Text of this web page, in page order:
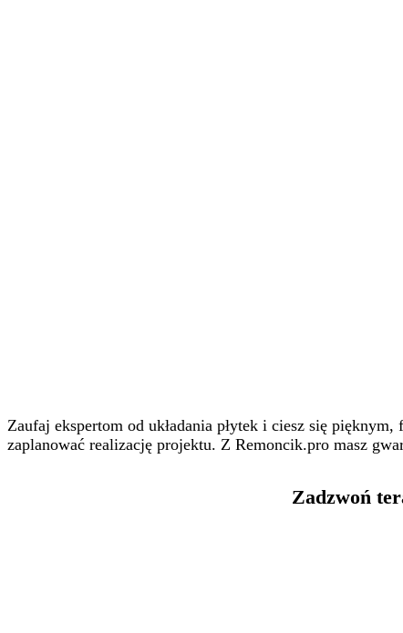
Zaufaj ekspertom od układania płytek i ciesz się
zaplanować realizację projektu. Z Remoncik.pro masz
Zadzwoń